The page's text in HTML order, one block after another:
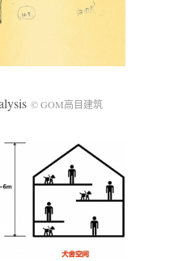
© GOM高目建筑